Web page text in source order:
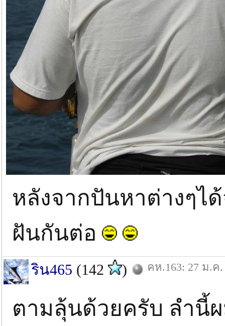
หลังจากปันหาต่างๆไ
ฝันกันต่อ
ริน465 (142 ) คห.163: 27 ม.ค.
ตามลุ้นด้วยครับ ลํานี้